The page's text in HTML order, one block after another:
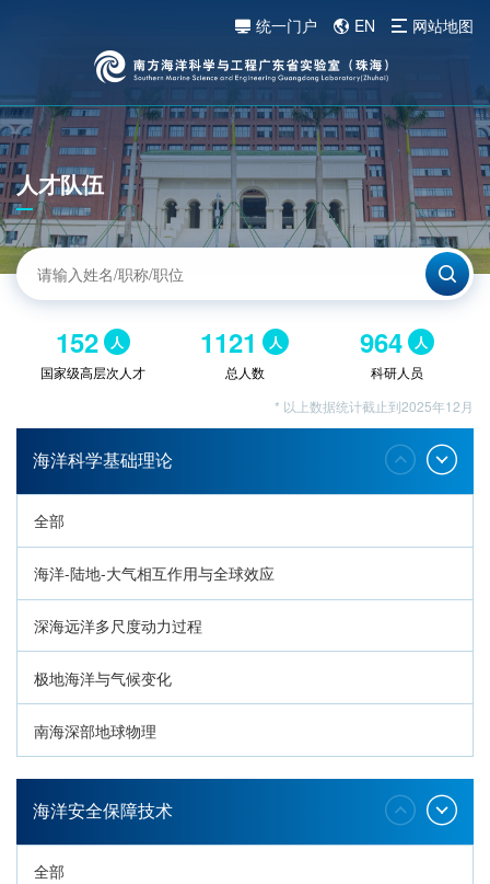
统一门户 EN 网站地图
人才队伍
152 人
国家级高层次人才
1121 人
总人数
964 人
科研人员
* 以上数据统计截止到2025年12月
海洋科学基础理论
全部
海洋-陆地-大气相互作用与全球效应
深海远洋多尺度动力过程
极地海洋与气候变化
南海深部地球物理
深海生命与生态过程
海洋安全保障技术
全部